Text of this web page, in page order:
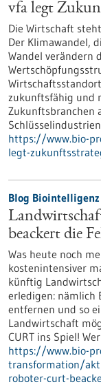
vfa legt
Die Wirtschaft
Der Klimawandel,
Wandel verändern
zukunftsfähig und
Zukunftsbranchen
https://www.bio-
legt-
Blog Biointelligenz
beackert die
Was heute noch
kostenintensiver
künftig
erledigen: nämlich
entfernen und so
Landwirtschaft
CURT ins Spiel!
https://www.bio-
transformation/
roboter-curt-